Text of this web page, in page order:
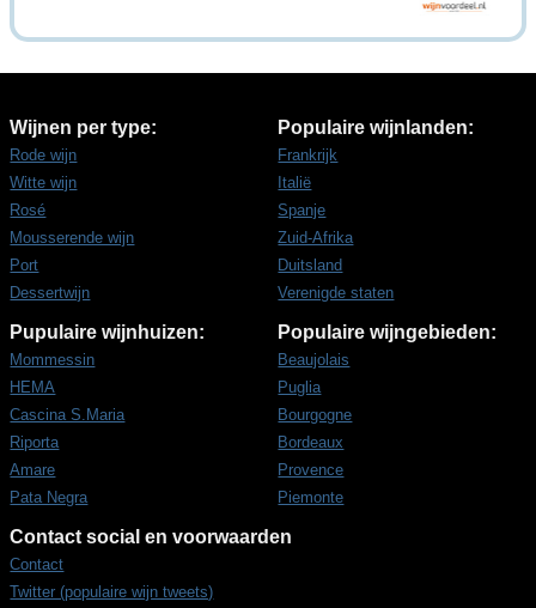
Wijnen per type:
Rode wijn
Witte wijn
Rosé
Mousserende wijn
Port
Dessertwijn
Populaire wijnlanden:
Frankrijk
Italië
Spanje
Zuid-Afrika
Duitsland
Verenigde staten
Pupulaire wijnhuizen:
Mommessin
HEMA
Cascina S.Maria
Riporta
Amare
Pata Negra
Populaire wijngebieden:
Beaujolais
Puglia
Bourgogne
Bordeaux
Provence
Piemonte
Contact social en voorwaarden
Contact
Twitter (populaire wijn tweets)